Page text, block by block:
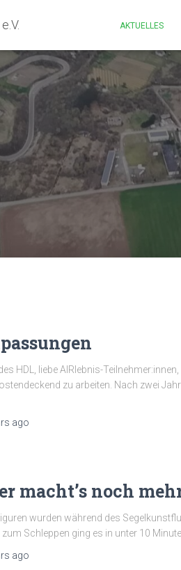
AKTUELLES
des HDL, liebe AIRlebnis-
zu arbeiten. Nach zwei
ago
macht’s noch
wurden während des
Schleppen ging es in unter 10
ago